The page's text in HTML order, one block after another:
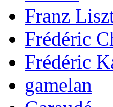
Franz
Frédéric
Frédéric
gamelan